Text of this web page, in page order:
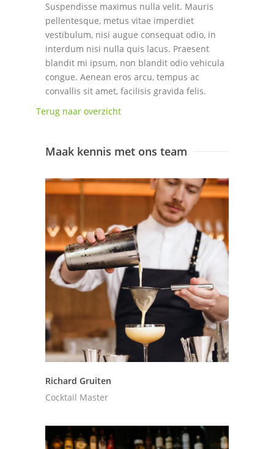
Suspendisse maximus nulla velit. Mauris
pellentesque, metus vitae imperdiet
vestibulum, nisi augue consequat odio, in
interdum nisi nulla quis lacus. Praesent
blandit mi ipsum, non blandit odio vehicula
congue. Aenean eros arcu, tempus ac
convallis sit amet, facilisis gravida felis.
Terug naar overzicht
Maak kennis met ons team
Richard Gruiten
Cocktail Master